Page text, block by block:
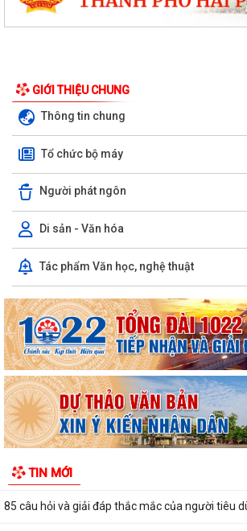
GIỚI THIỆU CHUNG
Thông tin chung
Tổ chức bộ máy
Người phát ngôn
Di sản - Văn hóa
Tác phẩm Văn học, nghệ thuật
TIN MỚI
và các khoản hỗ trợ đầu năm học...
UBND xã An Khánh họp nghe báo cáo công tác
phục vụ người dân, doanh nghiệp
V/v tăng cường công tác truyền thông
động trẻ em
Kế hoạch truyền thông Kỳ thi tốt nghiệp
2026
85 câu hỏi và giải đáp thắc mắc của người tiêu
Xã An Khánh tổ chức hội nghị chuẩn bị công tác
Báo cáo công tác tổ chức, triển khai điều tra
kinh tế năm 2026
Thông báo kết quả và quyết định trúng
nghiệp công lập xã An Khánh năm...
Kế hoạch đấu giá quyền sử dụng đất trên địa
TĐC Tân Viên – An Thắng và khu TĐC...